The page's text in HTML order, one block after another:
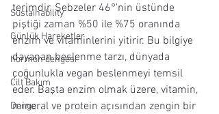
Sustainability
Günlük Hareketler
hormon dengesi
Cilt Bakım
Denge
terimdir. Sebzeler 46°'nin üstünde
piştiği zaman %50 ile %75 oranında
enzim ve vitaminlerini yitirir. Bu bilgiye
dayanan beslenme tarzı, dünyada
çoğunlukla vegan beslenmeyi temsil
eder. Başta enzim olmak üzere, vitamin,
mineral ve protein açısından zengin bir